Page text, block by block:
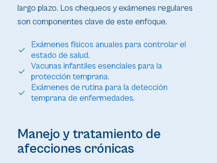
largo plazo. Los chequeos y exámenes regulares
son componentes clave de este enfoque.
Exámenes físicos anuales para controlar el
estado de salud.
Vacunas infantiles esenciales para la
protección temprana.
Exámenes de rutina para la detección
temprana de enfermedades.
Manejo y tratamiento de
afecciones crónicas